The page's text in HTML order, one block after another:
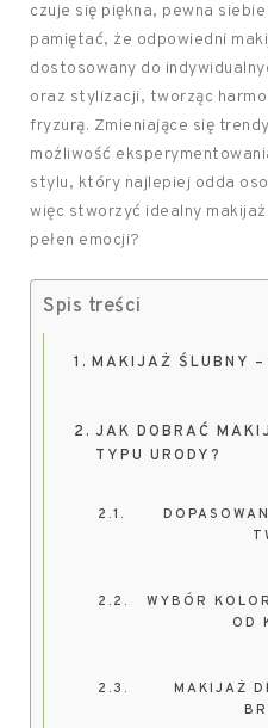
czuje się piękna, pewna
pamiętać, że odpowiedni
dostosowany do
oraz stylizacji, tworząc
fryzurą. Zmieniające się
możliwość
stylu, który najlepiej odda
więc stworzyć idealny
pełen emocji?
Spis treści
MAKIJAŻ ŚLUBNY
JAK DOBRAĆ
TYPU URODY?
WYBÓR
OD
MAKIJAŻ